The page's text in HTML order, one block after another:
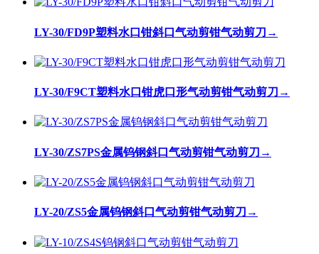
LY-30/FD9P塑料水口钳斜口气动剪钳气动剪刀 →
LY-30/F9CT塑料水口钳虎口形气动剪钳气动剪刀 →
LY-30/ZS7PS金属钨钢斜口气动剪钳气动剪刀 →
LY-20/ZS5金属钨钢斜口气动剪钳气动剪刀 →